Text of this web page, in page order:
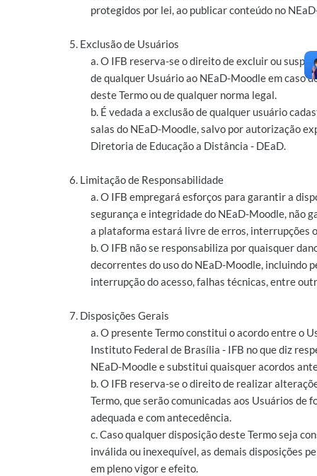
protegidos por lei, ao publicar conteúdo no
5. Exclusão de Usuários
a. O IFB reserva-se o direito de excluir ou
de qualquer Usuário ao NEaD-Moodle em caso
deste Termo ou de qualquer norma legal.
b. É vedada a exclusão de qualquer usuário
salas do NEaD-Moodle, salvo por autorização
Diretoria de Educação a Distância - DEaD.
6. Limitação de Responsabilidade
a. O IFB empregará esforços para garantir a
segurança e integridade do NEaD-Moodle, não
a plataforma estará livre de erros, interrupções
b. O IFB não se responsabiliza por quaisquer
decorrentes do uso do NEaD-Moodle, incluindo
interrupção do acesso, falhas técnicas, entre
7. Disposições Gerais
a. O presente Termo constitui o acordo entre o
Instituto Federal de Brasília - IFB no que diz
NEaD-Moodle e substitui quaisquer acordos
b. O IFB reserva-se o direito de realizar
Termo, que serão comunicadas aos Usuários de
adequada e com antecedência.
c. Caso qualquer disposição deste Termo seja
inválida ou inexequível, as demais disposições
em pleno vigor e efeito.